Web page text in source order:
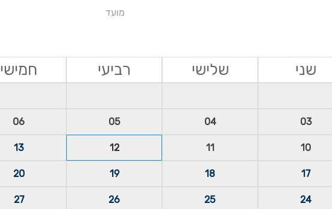
מועד
שני שלישי רביעי חמישי
03
04
05
06
10
11
12
13
17
18
19
20
24
25
26
27